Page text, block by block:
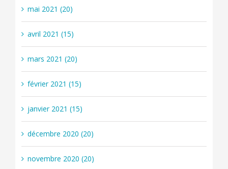
mai 2021 (20)
avril 2021 (15)
mars 2021 (20)
février 2021 (15)
janvier 2021 (15)
décembre 2020 (20)
novembre 2020 (20)